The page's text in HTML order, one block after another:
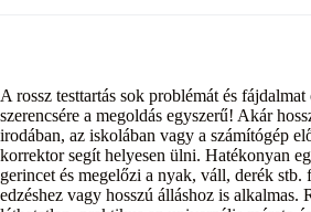
A rossz testtartás sok problémát és
szerencsére a megoldás egyszerű! Akár
irodában, az iskolában vagy a számítógép
korrektor segít helyesen ülni. Hatékonyan
gerincet és megelőzi a nyak, váll, derék stb.
edzéshez vagy hosszú álláshoz is alkalmas.